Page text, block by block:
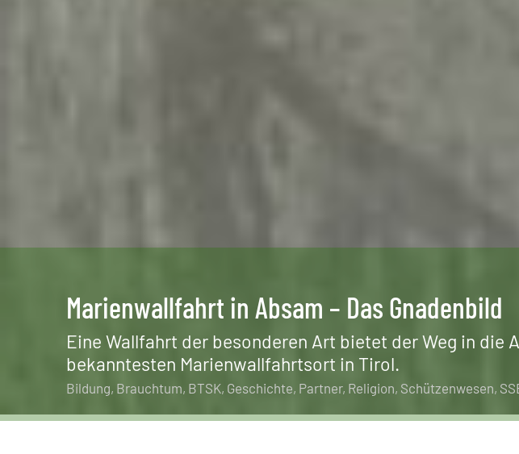
Marienwallfahrt in Absam – Das Gnadenbild
Eine Wallfahrt der besonderen Art bietet der Weg in die
bekanntesten Marienwallfahrtsort in Tirol.
Bildung Brauchtum BTSK Geschichte Partner Religion Schützenwesen